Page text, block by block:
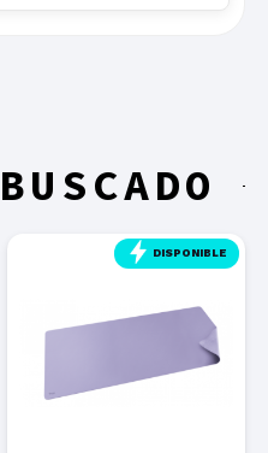
DISPONIBLE